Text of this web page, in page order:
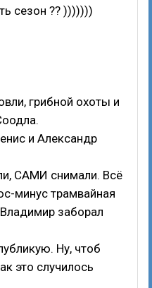
сезон ?? )))))))
грибной охоты и
и Александр
САМИ снимали. Всё
минус трамвайная
заборал
Ну, чтоб
это случилось